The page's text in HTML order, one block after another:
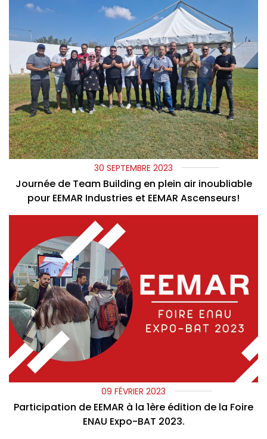
30 SEPTEMBRE 2023
Journée de Team Building en plein air inoubliable
pour EEMAR Industries et EEMAR Ascenseurs!
09 FÉVRIER 2023
Participation de EEMAR à la 1ère édition de la Foire
ENAU Expo-BAT 2023.